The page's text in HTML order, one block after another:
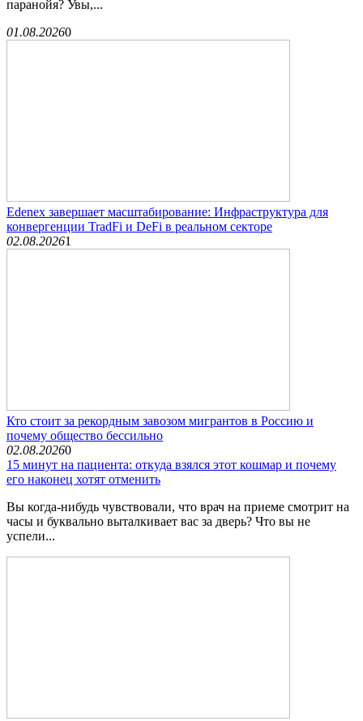
паранойя? Увы,...
01.08.20260
Edenex завершает масштабирование: Инфраструктура для
конвергенции TradFi и DeFi в реальном секторе
02.08.20261
Кто стоит за рекордным завозом мигрантов в Россию и
почему общество бессильно
02.08.20260
15 минут на пациента: откуда взялся этот кошмар и почему
его наконец хотят отменить
Вы когда-нибудь чувствовали, что врач на приеме смотрит на
часы и буквально выталкивает вас за дверь? Что вы не
успели...